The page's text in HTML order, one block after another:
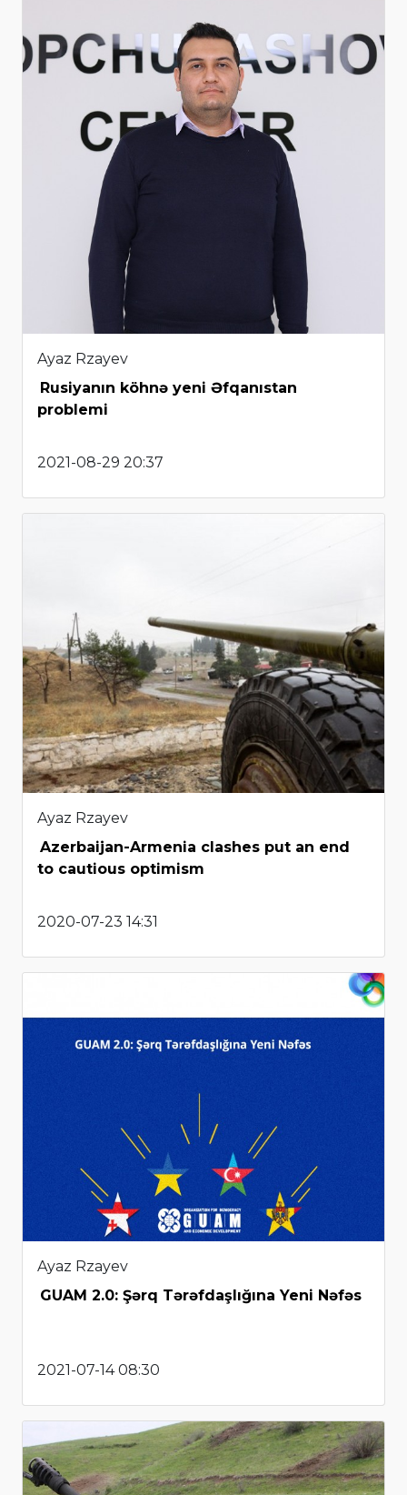
Ayaz Rzayev
Rusiyanın köhnə yeni Əfqanıstan
problemi
2021-08-29 20:37
Ayaz Rzayev
Azerbaijan-Armenia clashes put an end
to cautious optimism
2020-07-23 14:31
Ayaz Rzayev
GUAM 2.0: Şərq Tərəfdaşlığına Yeni Nəfəs
2021-07-14 08:30